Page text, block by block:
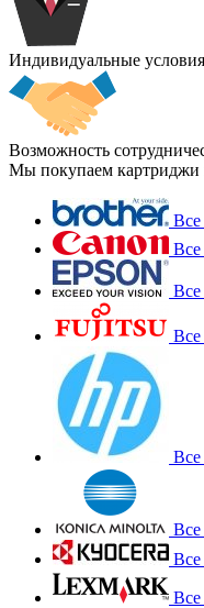
Индивидуальные
Возможность
Мы покупаем картриджи
Все
Все
Все
Все
Все
Все
Все
Все